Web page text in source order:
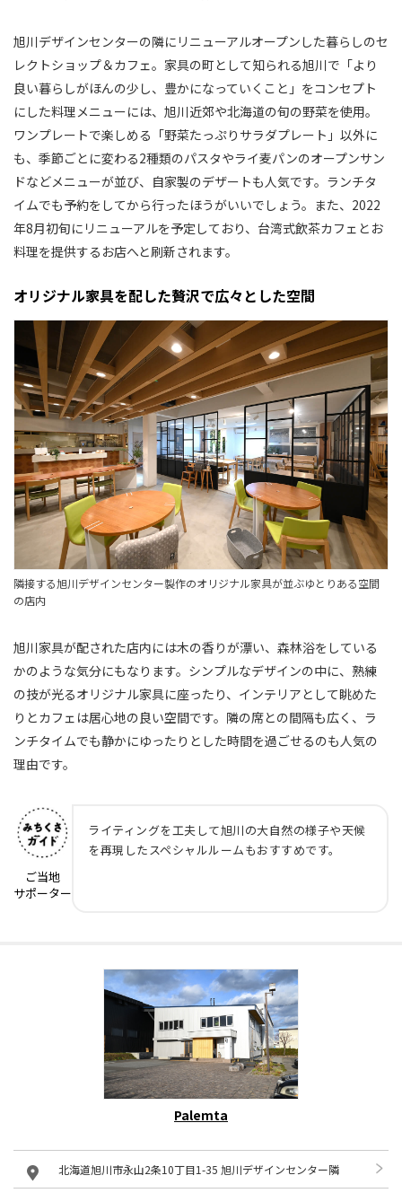
旭川デザインセンターの隣にリニューアルオープンした暮らしのセ
レクトショップ＆カフェ。家具の町として知られる旭川で「より
良い暮らしがほんの少し、豊かになっていくこと」をコンセプト
にした料理メニューには、旭川近郊や北海道の旬の野菜を使用。
ワンプレートで楽しめる「野菜たっぷりサラダプレート」以外に
も、季節ごとに変わる2種類のパスタやライ麦パンのオープンサン
ドなどメニューが並び、自家製のデザートも人気です。ランチタ
イムでも予約をしてから行ったほうがいいでしょう。また、2022
年8月初旬にリニューアルを予定しており、台湾式飲茶カフェとお
料理を提供するお店へと刷新されます。
オリジナル家具を配した贅沢で広々とした空間
隣接する旭川デザインセンター製作のオリジナル家具が並ぶゆとりある空間
の店内
旭川家具が配された店内には木の香りが漂い、森林浴をしている
かのような気分にもなります。シンプルなデザインの中に、熟練
の技が光るオリジナル家具に座ったり、インテリアとして眺めた
りとカフェは居心地の良い空間です。隣の席との間隔も広く、ラ
ンチタイムでも静かにゆったりとした時間を過ごせるのも人気の
理由です。
ご当地
サポーター
ライティングを工夫して旭川の大自然の様子や天候
を再現したスペシャルルームもおすすめです。
Palemta
北海道旭川市永山2条10丁目1-35 旭川デザインセンター隣